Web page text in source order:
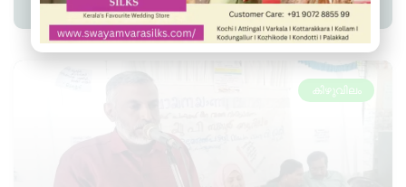
Admin YS August 16, 2025 12:39 pm
കിഴുവിലം